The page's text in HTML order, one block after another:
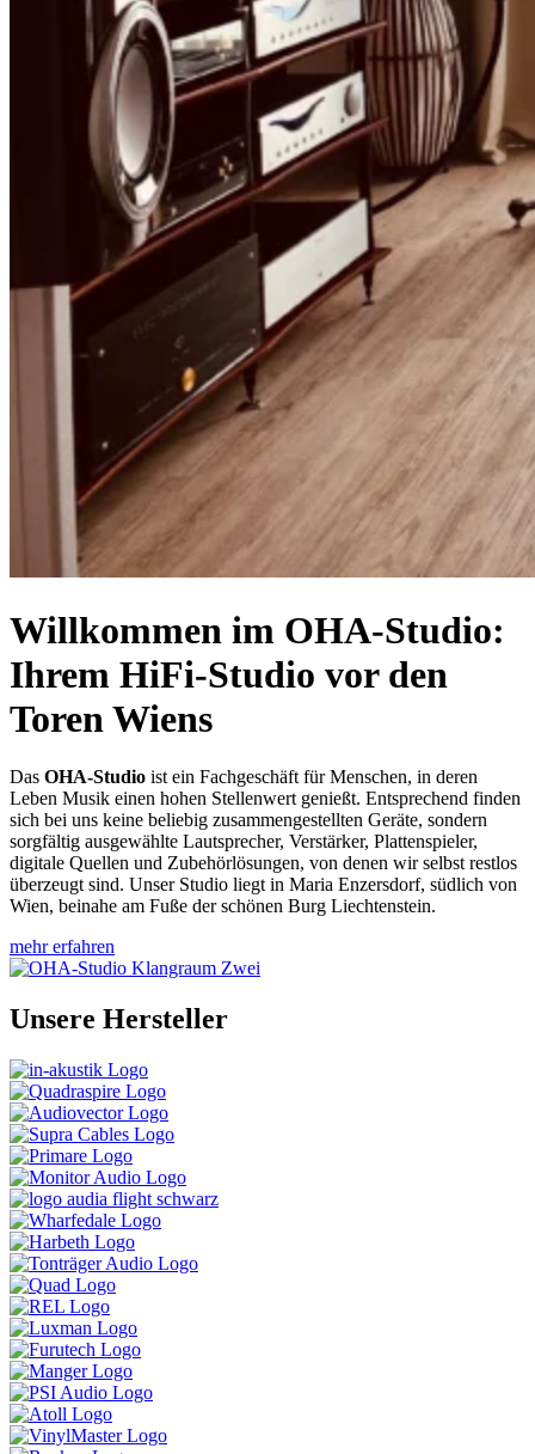
Willkommen im OHA-Studio:
Ihrem HiFi-Studio vor den
Toren Wiens
Das OHA-Studio ist ein Fachgeschäft für Menschen, in deren
Leben Musik einen hohen Stellenwert genießt. Entsprechend finden
sich bei uns keine beliebig zusammengestellten Geräte, sondern
sorgfältig ausgewählte Lautsprecher, Verstärker, Plattenspieler,
digitale Quellen und Zubehörlösungen, von denen wir selbst restlos
überzeugt sind. Unser Studio liegt in Maria Enzersdorf, südlich von
Wien, beinahe am Fuße der schönen Burg Liechtenstein.
mehr erfahren
Unsere Hersteller